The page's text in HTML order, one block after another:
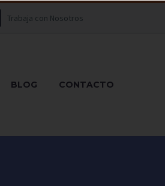
Trabaja con Nosotros
BLOG CONTACTO